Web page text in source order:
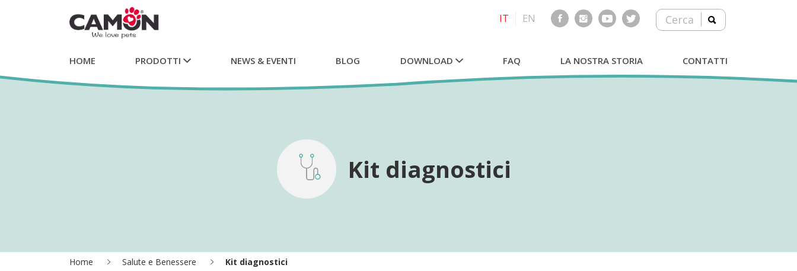
IT EN Cerca
HOME PRODOTTI NEWS & EVENTI BLOG DOWNLOAD FAQ LA NOSTRA STORIA CONTATTI
Kit diagnostici
Home Salute e Benessere Kit diagnostici